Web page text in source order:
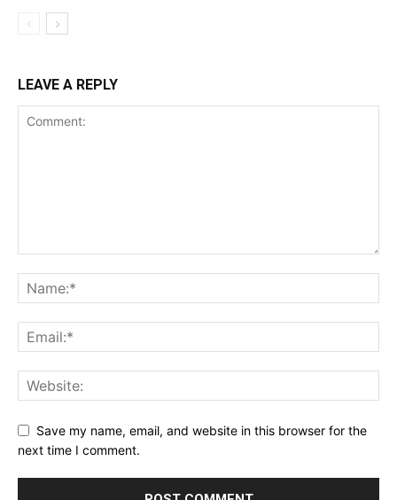
LEAVE A REPLY
Save my name, email, and website in this browser for the
next time I comment.